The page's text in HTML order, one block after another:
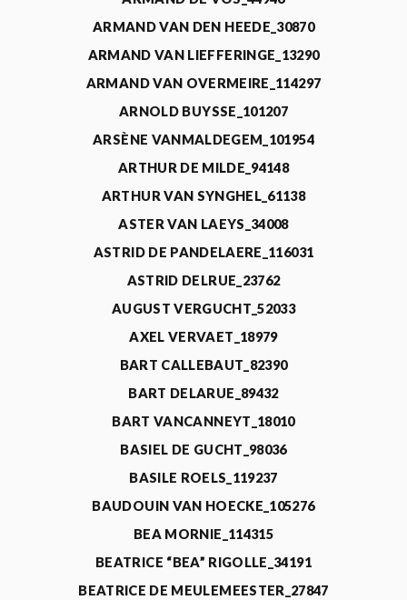
ARMAND VAN DEN HEEDE_30870
ARMAND VAN LIEFFERINGE_13290
ARMAND VAN OVERMEIRE_114297
ARNOLD BUYSSE_101207
ARSÈNE VANMALDEGEM_101954
ARTHUR DE MILDE_94148
ARTHUR VAN SYNGHEL_61138
ASTER VAN LAEYS_34008
ASTRID DE PANDELAERE_116031
ASTRID DELRUE_23762
AUGUST VERGUCHT_52033
AXEL VERVAET_18979
BART CALLEBAUT_82390
BART DELARUE_89432
BART VANCANNEYT_18010
BASIEL DE GUCHT_98036
BASILE ROELS_119237
BAUDOUIN VAN HOECKE_105276
BEA MORNIE_114315
BEATRICE “BEA” RIGOLLE_34191
BEATRICE DE MEULEMEESTER_27847